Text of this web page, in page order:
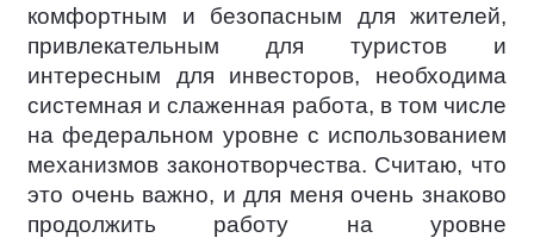
комфортным и безопасным для жителей,
привлекательным для туристов и
интересным для инвесторов, необходима
системная и слаженная работа, в том числе
на федеральном уровне с использованием
механизмов законотворчества. Считаю, что
это очень важно, и для меня очень знаково
продолжить работу на уровне